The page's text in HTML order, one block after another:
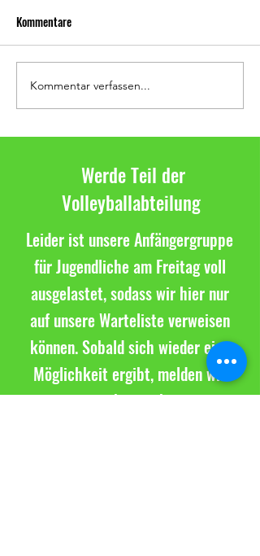
Tolles Saisonfinale in der
Bezirksklasse
Kommentare
Kommentar verfassen...
Werde Teil der
Volleyballabteilung
Leider ist unsere Anfängergruppe
für Jugendliche am Freitag voll
ausgelastet, sodass wir hier nur
auf unsere Warteliste verweisen
können. Sobald sich wieder eine
Möglichkeit ergibt, melden wir
uns bei euch.